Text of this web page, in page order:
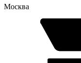
Москва